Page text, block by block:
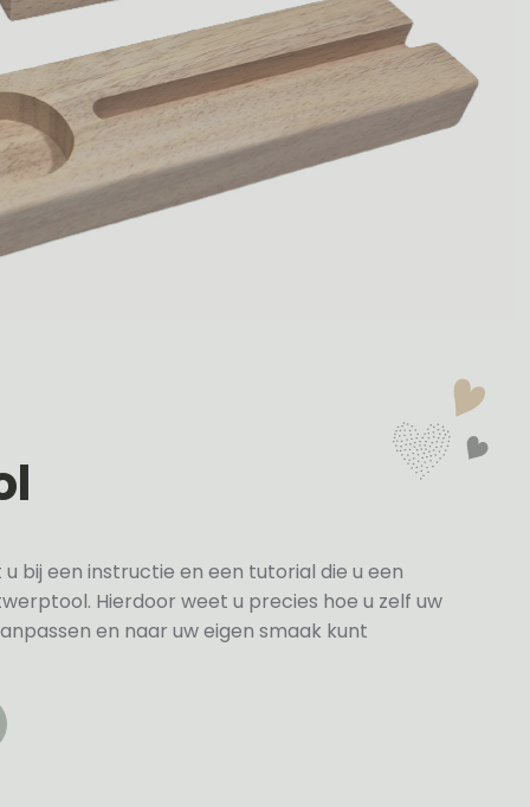
bij een instructie en een tutorial die u een
Hierdoor weet u precies hoe u zelf uw
en naar uw eigen smaak kunt